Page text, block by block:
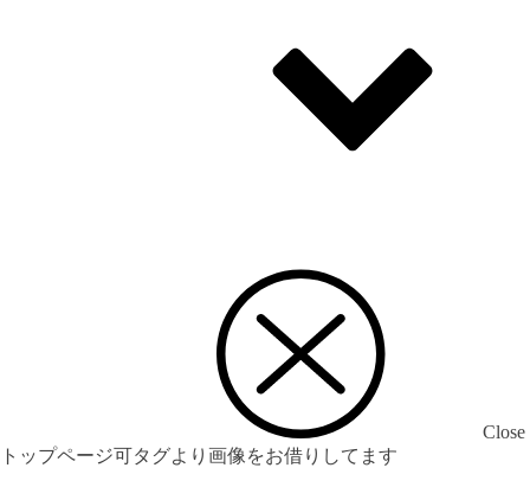
Close
トップページ可タグより画像をお借りしてます